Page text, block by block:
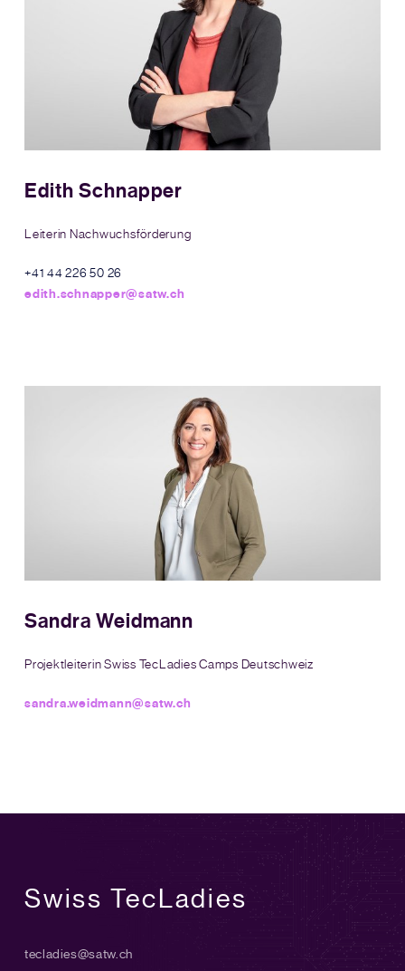
Edith Schnapper
Leiterin Nachwuchsförderung
+41 44 226 50 26
edith.schnapper@satw.ch
Sandra Weidmann
Projektleiterin Swiss TecLadies Camps Deutschweiz
sandra.weidmann@satw.ch
Swiss TecLadies
tecladies@satw.ch